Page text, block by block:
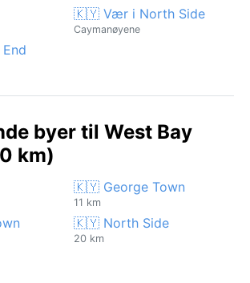
🇰🇾 Vær i North Side
Caymanøyene
byer til West Bay
km)
🇰🇾 George Town
11 km
🇰🇾 North Side
20 km